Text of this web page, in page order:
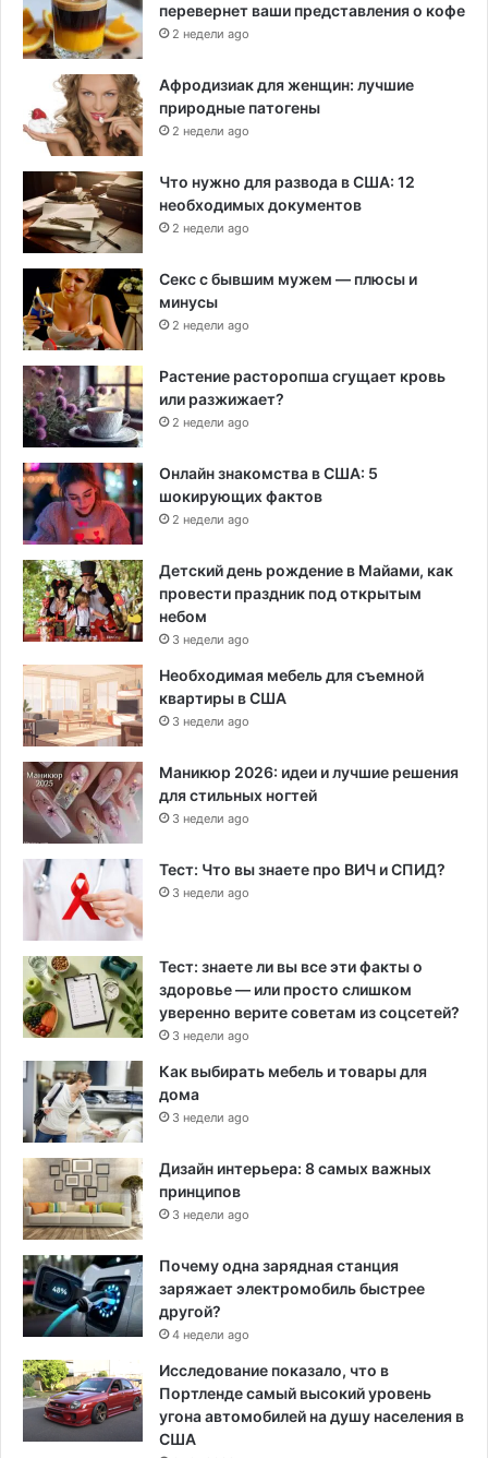
перевернет ваши представления о кофе
2 недели ago
Афродизиак для женщин: лучшие
природные патогены
2 недели ago
Что нужно для развода в США: 12
необходимых документов
2 недели ago
Секс с бывшим мужем — плюсы и
минусы
2 недели ago
Растение расторопша сгущает кровь
или разжижает?
2 недели ago
Онлайн знакомства в США: 5
шокирующих фактов
2 недели ago
Детский день рождение в Майами, как
провести праздник под открытым
небом
3 недели ago
Необходимая мебель для съемной
квартиры в США
3 недели ago
Маникюр 2026: идеи и лучшие решения
для стильных ногтей
3 недели ago
Тест: Что вы знаете про ВИЧ и СПИД?
3 недели ago
Тест: знаете ли вы все эти факты о
здоровье — или просто слишком
уверенно верите советам из соцсетей?
3 недели ago
Как выбирать мебель и товары для
дома
3 недели ago
Дизайн интерьера: 8 самых важных
принципов
3 недели ago
Почему одна зарядная станция
заряжает электромобиль быстрее
другой?
4 недели ago
Исследование показало, что в
Портленде самый высокий уровень
угона автомобилей на душу населения в
США